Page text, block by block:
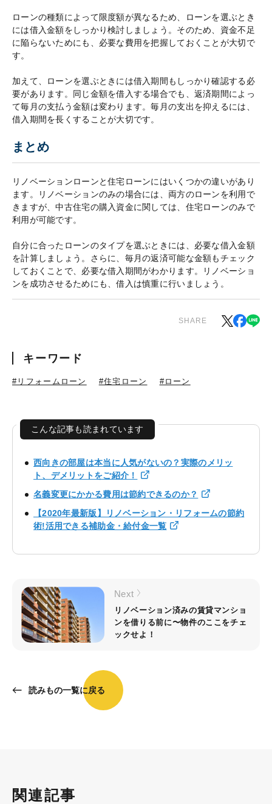
ローンの種類によって限度額が異なるため、ローンを選ぶとき
には借入金額をしっかり検討しましょう。そのため、資金不足
に陥らないためにも、必要な費用を把握しておくことが大切で
す。
加えて、ローンを選ぶときには借入期間もしっかり確認する必
要があります。同じ金額を借入する場合でも、返済期間によっ
て毎月の支払う金額は変わります。毎月の支出を抑えるには、
借入期間を長くすることが大切です。
まとめ
リノベーションローンと住宅ローンにはいくつかの違いがあり
ます。リノベーションのみの場合には、両方のローンを利用で
きますが、中古住宅の購入資金に関しては、住宅ローンのみで
利用が可能です。
自分に合ったローンのタイプを選ぶときには、必要な借入金額
を計算しましょう。さらに、毎月の返済可能な金額もチェック
しておくことで、必要な借入期間がわかります。リノベーショ
ンを成功させるためにも、借入は慎重に行いましょう。
SHARE
キーワード
#リフォームローン #住宅ローン #ローン
こんな記事も読まれています
西向きの部屋は本当に人気がないの？実際のメリッ
ト、デメリットをご紹介！
名義変更にかかる費用は節約できるのか？
【2020年最新版】リノベーション・リフォームの節約
術!活用できる補助金・給付金一覧
読みもの一覧に戻る
Next
リノベーション済みの賃貸マンショ
ンを借りる前に〜物件のここをチェ
ックせよ！
関連記事